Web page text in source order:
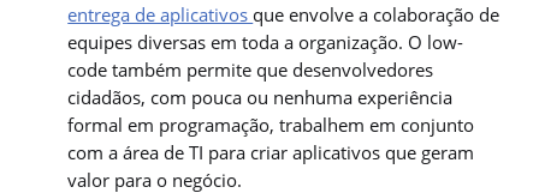
entrega de aplicativos que envolve a colaboração de
equipes diversas em toda a organização. O low-
code também permite que desenvolvedores
cidadãos, com pouca ou nenhuma experiência
formal em programação, trabalhem em conjunto
com a área de TI para criar aplicativos que geram
valor para o negócio.